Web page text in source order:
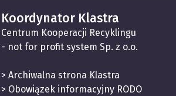
Koordynator Klastra
Centrum Kooperacji Recyklingu
- not for profit system Sp. z o.o.
> Archiwalna strona Klastra
> Obowiązek informacyjny RODO